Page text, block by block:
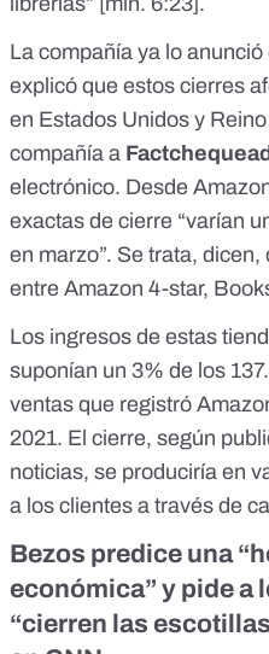
La compañía ya lo
explicó que estos cierres
en Estados Unidos y
compañía a
electrónico. Desde
exactas de cierre “varían
en marzo”. Se trata, dicen,
entre Amazon 4-star,
Los ingresos de estas
suponían un 3% de los
ventas que registró
2021. El cierre, según
noticias, se produciría en
a los clientes a través de
Bezos predice una
económica” y pide a
“cierren las